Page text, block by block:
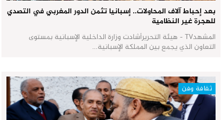
بعد إحباط آلاف المحاولات.. إسبانيا تثمن الدور المغربي في التصدي
للهجرة غير النظامية
المشهدTV - هيئة التحريرأشادت وزارة الداخلية الإسبانية بمستوى
التعاون الذي يجمع بين المملكة الإسبانية…
ثقافة وفن